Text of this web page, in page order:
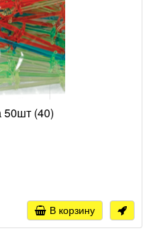
(40)
В корзину